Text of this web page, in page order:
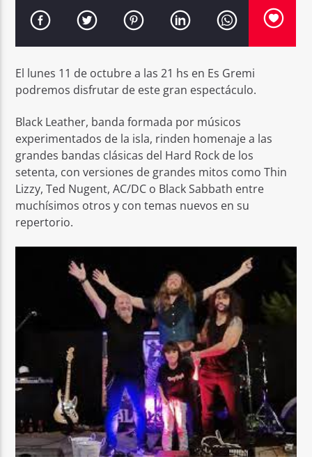
Sputnik radio | 105.4
El lunes 11 de octubre a las 21 hs en Es Gremi
podremos disfrutar de este gran espectáculo.
Black Leather, banda formada por músicos
experimentados de la isla, rinden homenaje a las
grandes bandas clásicas del Hard Rock de los
setenta, con versiones de grandes mitos como Thin
Lizzy, Ted Nugent, AC/DC o Black Sabbath entre
muchísimos otros y con temas nuevos en su
repertorio.